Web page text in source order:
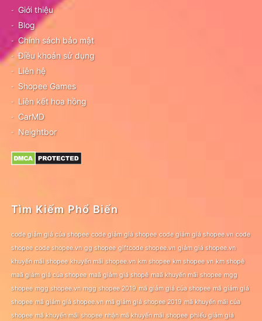
Giới thiệu
Blog
Chính sách bảo mật
Điều khoản sử dụng
Liên hệ
Shopee Games
Liên kết hoa hồng
CarMD
Neightbor
Tìm Kiếm Phổ Biến
code giảm giá của shopee code giảm giá shopee code giảm giá shopee.vn code
shopee code shopee.vn gg shopee giftcode shopee.vn giảm giá shopee.vn
khuyến mãi shopee khuyến mãi shopee.vn km shopee km shopee vn km shopê
maã giảm giá của shopee maã giảm giá shopê maã khuyến mãi shopee mgg
shopee mgg shopee.vn mgg shopee 2019 mã giảm giá của shopee mã giảm giá
shopee mã giảm giá shopee.vn mã giảm giá shopee 2019 mã khuyến mãi của
shopee mã khuyến mãi shopee nhận mã khuyến mãi shopee phiếu giảm giá